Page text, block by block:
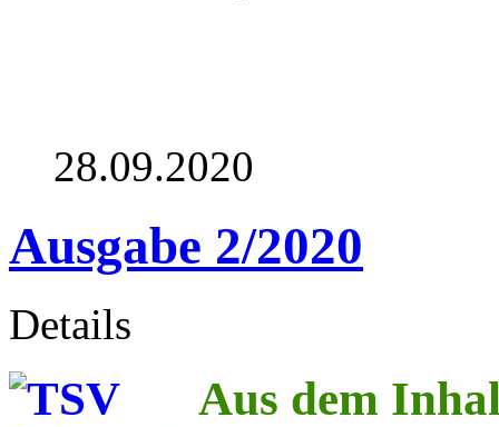
28.09.2020
Ausgabe 2/2020
Details
Aus dem